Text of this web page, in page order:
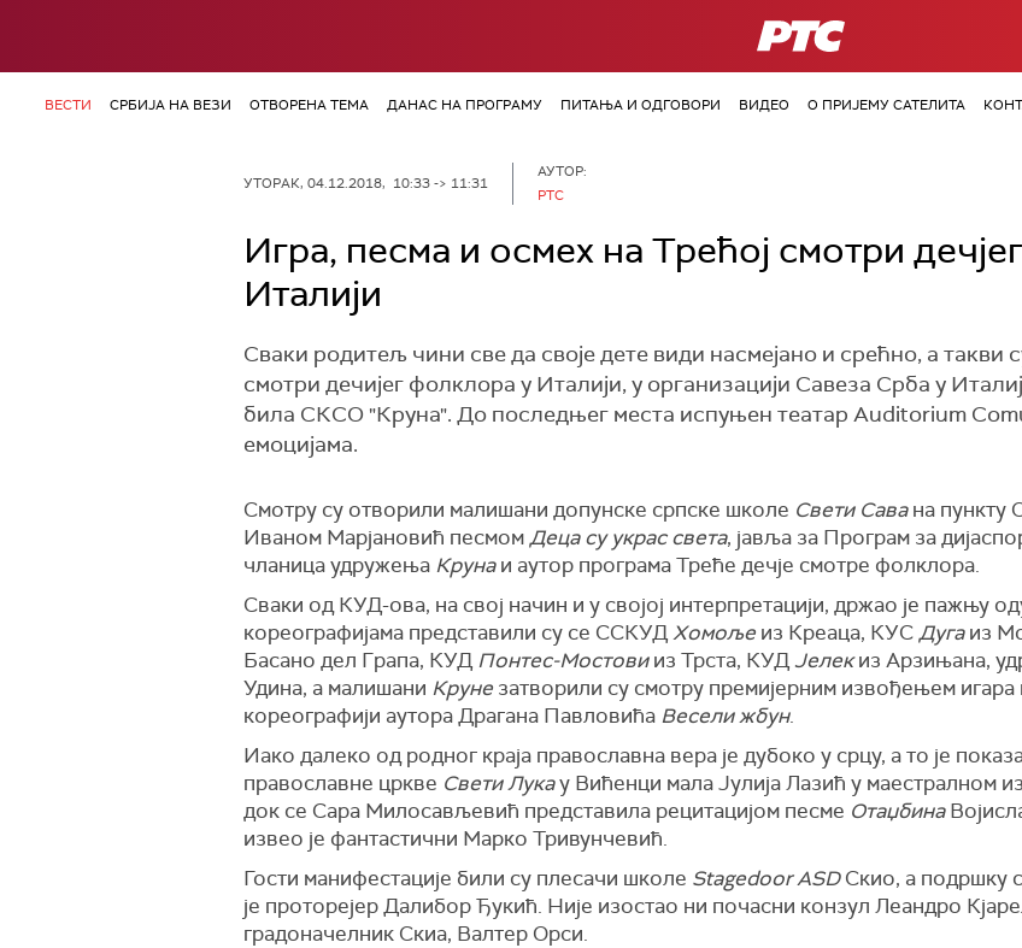
РТС
ВЕСТИ СРБИЈА НА ВЕЗИ ОТВОРЕНА ТЕМА ДАНАС НА ПРОГРАМУ ПИТАЊА И ОДГОВОРИ ВИДЕО О ПРИЈЕМУ САТЕЛИТА
УТОРАК, 04.12.2018, 10:33 -> 11:31
АУТОР:
РТС
Игра, песма и осмех на Трећој смотри
Италији
Сваки родитељ чини све да своје дете види насмејано и срећно, а такви
смотри дечијег фолклора у Италији, у организацији Савеза Срба у
била СКСО "Круна". До последњег места испуњен театар Auditorium
емоцијама.
Смотру су отворили малишани допунске српске школе Свети Савана пункту
Иваном Марјановић песмомДеца су украс света, јавља за Програм за
чланица удружења Крунаи аутор програма Треће дечје смотре фолклора.
Сваки од КУД-ова, на свој начин и у својој интерпретацији, држао је пажњу
кореографијама представили су се ССКУДХомољеиз Креаца, КУСДугаиз
Басано дел Грапа, КУД Понтес-Мостовииз Трста, КУД Јелекиз Арзињана,
Удина, а малишани Крунезатворили су смотру премијерним извођењем
кореографији аутора Драгана Павловића Весели жбун.
Иако далеко од родног краја православна вера је дубоко у срцу, а то је
православне цркве Свети Лукау Вићенци мала Јулија Лазић у маестралном
док се Сара Милосављевић представила рецитацијом песме Отаџбина
извео је фантастични Марко Тривунчевић.
Гости манифестације били су плесачи школе Stagedoor ASDСкио, а подршку
је проторејер Далибор Ђукић. Није изостао ни почасни конзул Леандро
градоначелник Скиа, Валтер Орси.